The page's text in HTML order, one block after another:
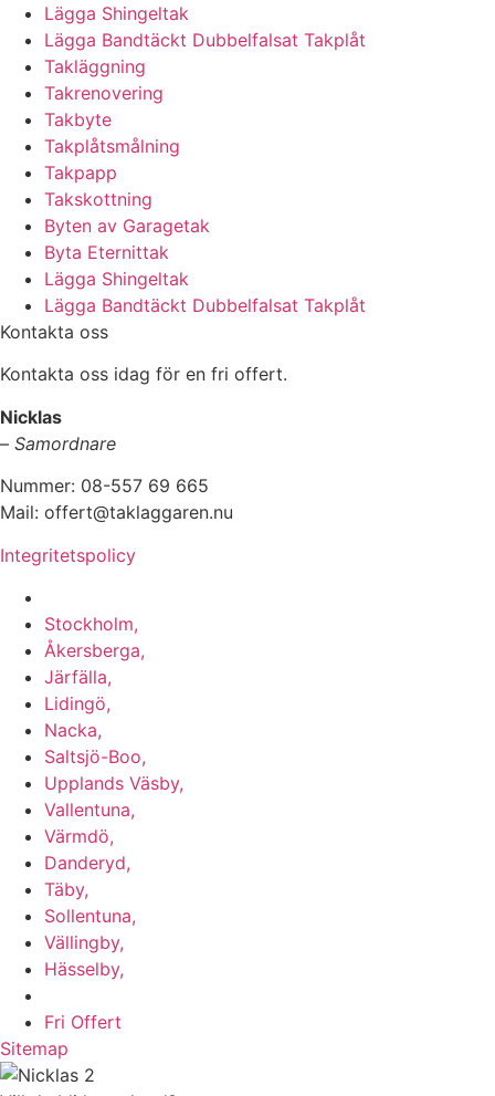
Lägga Shingeltak
Lägga Bandtäckt Dubbelfalsat Takplåt
Takläggning
Takrenovering
Takbyte
Takplåtsmålning
Takpapp
Takskottning
Byten av Garagetak
Byta Eternittak
Lägga Shingeltak
Lägga Bandtäckt Dubbelfalsat Takplåt
Kontakta oss
Kontakta oss idag för en fri offert.
Nicklas
– Samordnare
Nummer: 08-557 69 665
Mail: offert@taklaggaren.nu
Integritetspolicy
Stockholm,
Åkersberga,
Järfälla,
Lidingö,
Nacka,
Saltsjö-Boo,
Upplands Väsby,
Vallentuna,
Värmdö,
Danderyd,
Täby,
Sollentuna,
Vällingby,
Hässelby,
Fri Offert
Sitemap